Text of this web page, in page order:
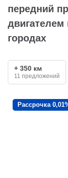
передний
двигателем
городах
+ 350 км
11 предложений
Рассрочка